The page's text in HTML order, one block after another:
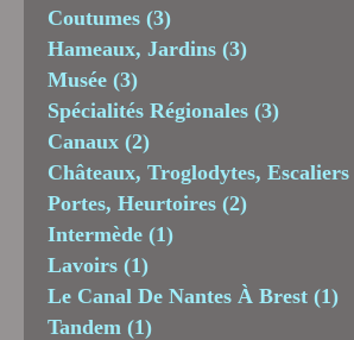
Coutumes (3)
Hameaux, Jardins (3)
Musée (3)
Spécialités Régionales (3)
Canaux (2)
Châteaux, Troglodytes, Escaliers
Portes, Heurtoires (2)
Intermède (1)
Lavoirs (1)
Le Canal De Nantes À Brest (1)
Tandem (1)